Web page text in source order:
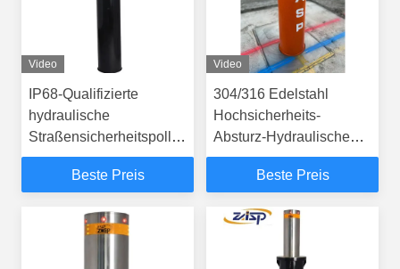
Video
IP68-Qualifizierte
hydraulische
Straßensicherheitspollarde
mit Fernbedienung und
physikalischer Barriere
Beste Preis
Video
304/316 Edelstahl
Hochsicherheits-
Absturz-Hydraulische
Polster zum physischen
Beste Preis